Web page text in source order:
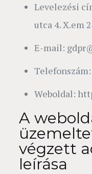
Levelezési
utca 4. X.em
E-mail:
Weboldal:
A
végzett
leírása